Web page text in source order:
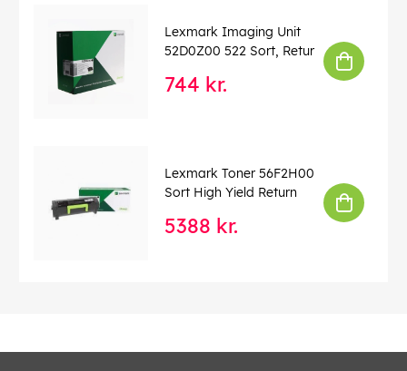
Lexmark Imaging Unit
52D0Z00 522 Sort, Retur
744 kr.
Lexmark Toner 56F2H00
Sort High Yield Return
5388 kr.